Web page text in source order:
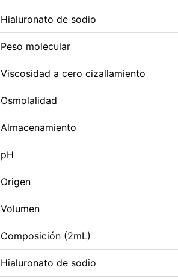
Hialuronato de sodio
Peso molecular
Viscosidad a cero cizallamiento
Osmolalidad
Almacenamiento
pH
Origen
Volumen
Composición (2mL)
Hialuronato de sodio